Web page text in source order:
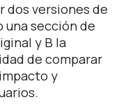
dos versiones de
una sección de
y B la
de comparar
y